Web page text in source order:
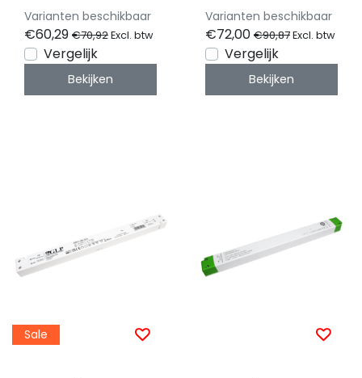
compact - GTPC-
240-24-S
Varianten beschikbaar
€60,29 €70,92Excl. btw
Vergelijk
Bekijken
IP20 - compact -
FTPC150V24-S-DA6
Varianten beschikbaar
€72,00 €90,87Excl. btw
Vergelijk
Bekijken
Sale